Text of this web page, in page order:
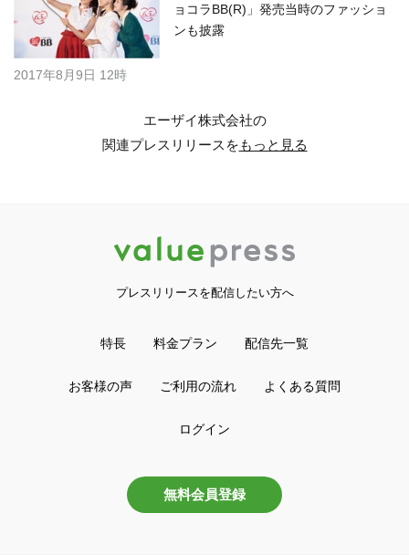
ョコラBB(R)」発売当時のファッショ
ンも披露
2017年8月9日 12時
エーザイ株式会社の
関連プレスリリースをもっと見る
プレスリリースを配信したい方へ
特長 料金プラン 配信先一覧
お客様の声 ご利用の流れ よくある質問
ログイン
無料会員登録